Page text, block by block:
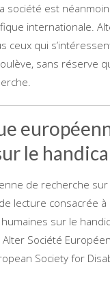
société est
internationale.
ceux qui
sans réserve
le
de recherche
lecture consacrée
sur le
Société
Society for